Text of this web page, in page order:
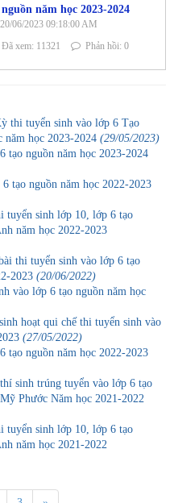
năm học 2023-2024
20/06/2023 09:18:00 AM
Đã xem: 11321
Phản hồi: 0
thi tuyển sinh vào lớp 6 Tạo
học 2023-2024 (29/05/2023)
tạo nguồn năm học 2023-2024
tạo nguồn năm học 2022-2023
tuyển sinh lớp 10, lớp 6 tạo
năm học 2022-2023
thi tuyển sinh vào lớp 6 tạo
2023 (20/06/2022)
vào lớp 6 tạo nguồn năm học
hoạt qui chế thi tuyển sinh vào
(27/05/2022)
tạo nguồn năm học 2022-2023
sinh trúng tuyển vào lớp 6 tạo
Phước Năm học 2021-2022
tuyển sinh lớp 10, lớp 6 tạo
năm học 2021-2022